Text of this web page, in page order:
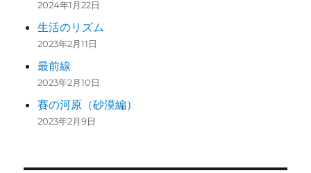
2024年1月22日
生活のリズム
2023年2月11日
最前線
2023年2月10日
賽の河原（砂漠編）
2023年2月9日